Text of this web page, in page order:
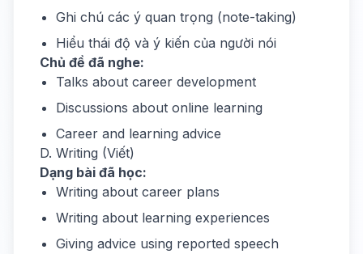
Ghi chú các ý quan trọng (note-taking)
Hiểu thái độ và ý kiến của người nói
Chủ đề đã nghe:
Talks about career development
Discussions about online learning
Career and learning advice
D. Writing (Viết)
Dạng bài đã học:
Writing about career plans
Writing about learning experiences
Giving advice using reported speech